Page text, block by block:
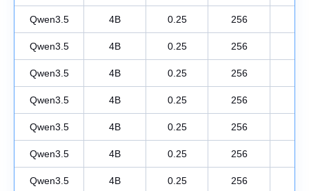
Qwen3.5 4B 0.25 256
Qwen3.5 4B 0.25 256
Qwen3.5 4B 0.25 256
Qwen3.5 4B 0.25 256
Qwen3.5 4B 0.25 256
Qwen3.5 4B 0.25 256
Qwen3.5 4B 0.25 256